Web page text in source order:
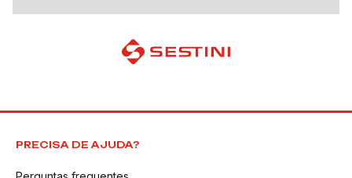
PRECISA DE AJUDA?